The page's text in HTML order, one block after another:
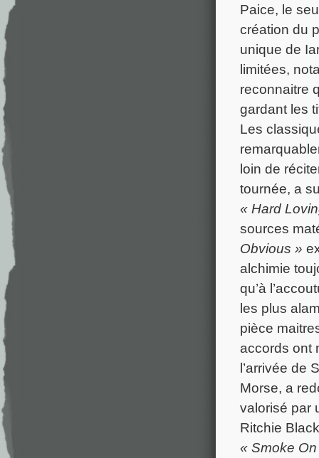
Paice, le
création du
unique de
limitées,
reconnaitre
gardant les
Les
loin de
tournée, a
« Hard
sources
Obvious »
alchimie
qu’à
les plus
pièce
accords ont
l’arrivée de
Morse, a
valorisé par
Ritchie
« Smoke